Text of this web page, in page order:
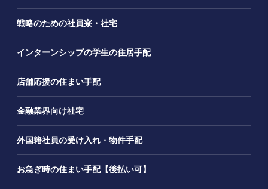
戦略のための社員寮・社宅
インターンシップの学生の住居手配
店舗応援の住まい手配
金融業界向け社宅
外国籍社員の受け入れ・物件手配
お急ぎ時の住まい手配【後払い可】